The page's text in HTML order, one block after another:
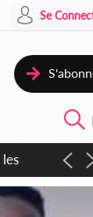
Se
le